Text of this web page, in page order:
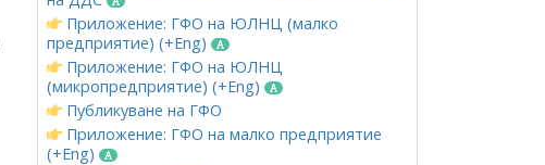
Приложение: ГФО на ЮЛНЦ (малко
предприятие) (+Eng)
Приложение: ГФО на ЮЛНЦ
(микропредприятие) (+Eng)
Публикуване на ГФО
Приложение: ГФО на малко предприятие
(+Eng)